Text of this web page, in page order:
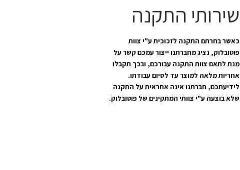
שירותי התקנה
כאשר בחרתם התקנה לזכוכית ע"י צוות
פוטובלוק, נציג מחברתנו ייצור עמכם קשר על
מנת לתאם צוות התקנה עבורכם, ובכך תקבלו
אחריות מלאה למוצר עד לסיום עבודתו.
לידיעתכם, חברתנו אינה אחראית על התקנה
שלא בוצעה ע"י צוותי המתקינים של פוטובלוק.